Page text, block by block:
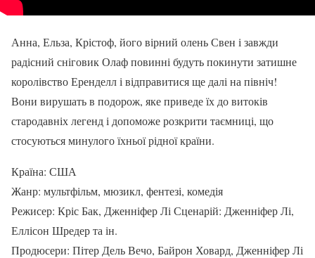
Анна, Ельза, Крістоф, його вірний олень Свен і завжди
радісний сніговик Олаф повинні будуть покинути затишне
королівство Еренделл і відправитися ще далі на північ!
Вони вирушать в подорож, яке приведе їх до витоків
стародавніх легенд і допоможе розкрити таємниці, що
стосуються минулого їхньої рідної країни.
Країна: США
Жанр: мультфільм, мюзикл, фентезі, комедія
Режисер: Кріс Бак, Дженніфер Лі Сценарій: Дженніфер Лі,
Еллісон Шредер та ін.
Продюсери: Пітер Дель Вечо, Байрон Ховард, Дженніфер Лі